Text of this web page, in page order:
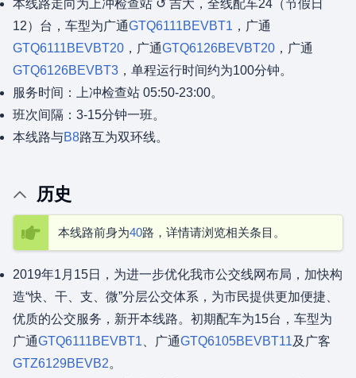
本线路走向为上冲检查站 ↺ 吉大，全线配车24（节假日
12）台，车型为广通GTQ6111BEVBT1 ，广通
GTQ6111BEVBT20 ，广通GTQ6126BEVBT20 ，广通
GTQ6126BEVBT3 ，单程运行时间约为100分钟。
服务时间：上冲检查站 05:50-23:00。
班次间隔：3-15分钟一班。
本线路与B8路互为双环线。
历史
本线路前身为40路，详情请浏览相关条目。
2019年1月15日，为进一步优化我市公交线网布局，加快构
造“快、干、支、微”分层公交体系，为市民提供更加便捷、
优质的公交服务，新开本线路。初期配车为15台，车型为
广通GTQ6111BEVBT1 、广通GTQ6105BEVBT11及广客
GTZ6129BEVB2。